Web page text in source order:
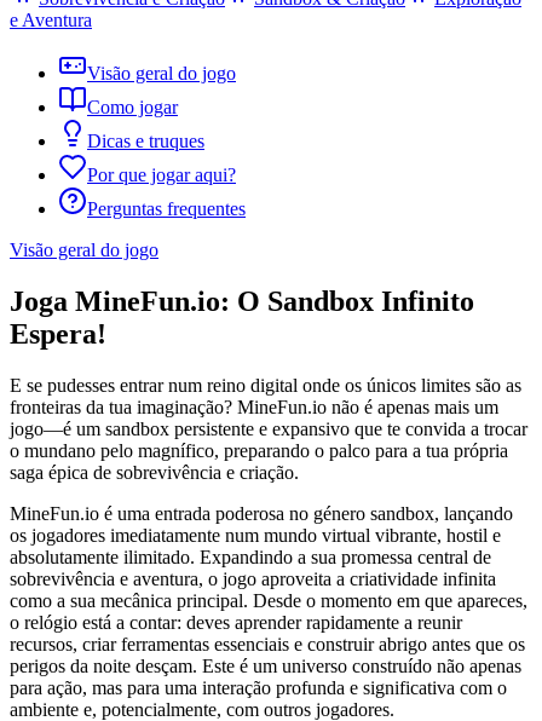
e Aventura
Visão geral do jogo
Como jogar
Dicas e truques
Por que jogar aqui?
Perguntas frequentes
Visão geral do jogo
Joga MineFun.io: O Sandbox Infinito
Espera!
E se pudesses entrar num reino digital onde os únicos limites são as
fronteiras da tua imaginação? MineFun.io não é apenas mais um
jogo—é um sandbox persistente e expansivo que te convida a trocar
o mundano pelo magnífico, preparando o palco para a tua própria
saga épica de sobrevivência e criação.
MineFun.io é uma entrada poderosa no género sandbox, lançando
os jogadores imediatamente num mundo virtual vibrante, hostil e
absolutamente ilimitado. Expandindo a sua promessa central de
sobrevivência e aventura, o jogo aproveita a criatividade infinita
como a sua mecânica principal. Desde o momento em que apareces,
o relógio está a contar: deves aprender rapidamente a reunir
recursos, criar ferramentas essenciais e construir abrigo antes que os
perigos da noite desçam. Este é um universo construído não apenas
para ação, mas para uma interação profunda e significativa com o
ambiente e, potencialmente, com outros jogadores.